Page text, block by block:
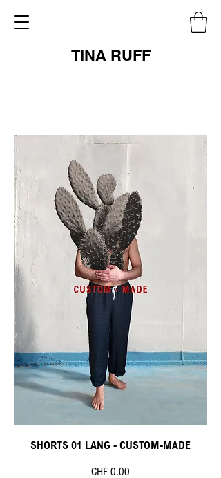
TINA RUFF
SHORTS 01 LANG - CUSTOM-MADE
Preis
CHF 0.00